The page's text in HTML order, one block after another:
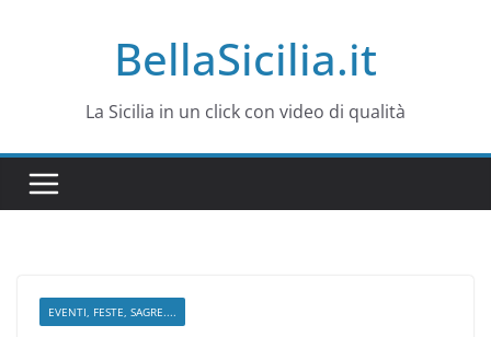
BellaSicilia.it
La Sicilia in un click con video di qualità
EVENTI, FESTE, SAGRE....